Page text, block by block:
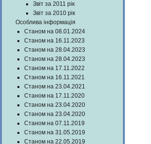
Звіт за 2011 рік
Звіт за 2010 рік
Особлива інформація
Станом на 08.01.2024
Станом на 16.11.2023
Станом на 28.04.2023
Станом на 28.04.2023
Станом на 17.11.2022
Станом на 16.11.2021
Станом на 23.04.2021
Станом на 17.11.2020
Станом на 23.04.2020
Станом на 23.04.2020
Станом на 07.11.2019
Станом на 31.05.2019
Станом на 22.05.2019